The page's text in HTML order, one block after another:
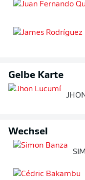
Gelbe Karte
Wechsel